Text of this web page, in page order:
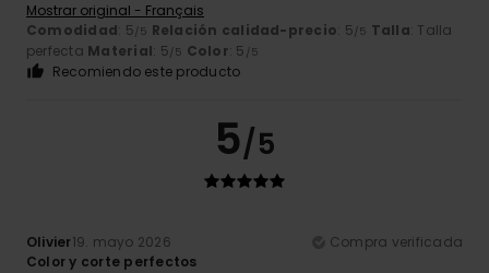
Mostrar original - Français
Comodidad: 5/5 Relación calidad-precio: 5/5 Talla: Talla
perfecta Material: 5/5 Color: 5 /5
Recomiendo este producto
5/5
Olivier19. mayo 2026
Compra verificada
Color y corte perfectos